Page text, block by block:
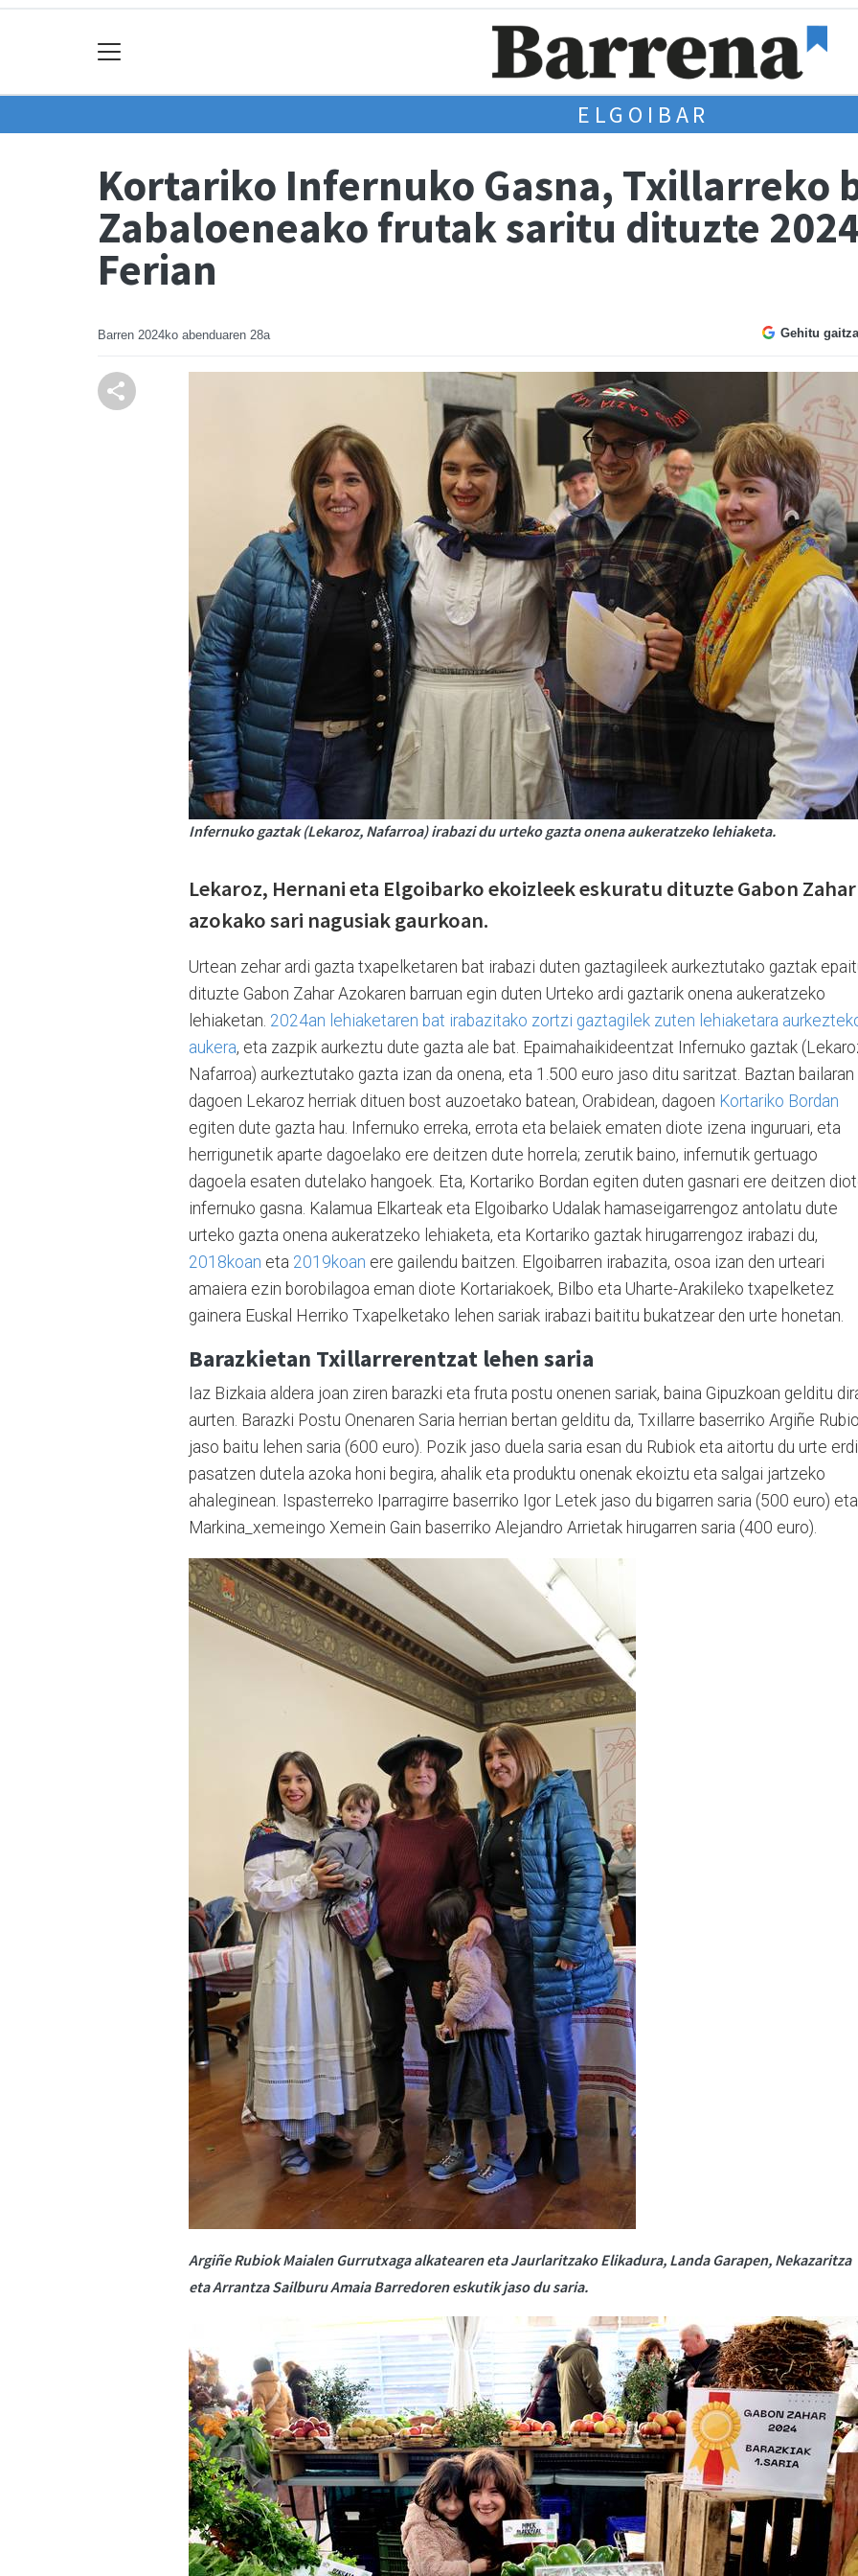
ELGOIBAR
Kortariko Infernuko Gasna, Txillarreko
Zabaloeneako frutak saritu dituzte
Ferian
Barren 2024ko abenduaren 28a Gehitu
Infernuko gaztak (Lekaroz, Nafarroa) irabazi du urteko gazta onena aukeratzeko lehiaketa.
Lekaroz, Hernani eta Elgoibarko ekoizleek eskuratu dituzte Gabon Zahar
azokako sari nagusiak gaurkoan.
Urtean zehar ardi gazta txapelketaren bat irabazi duten gaztagileek aurkeztutako gaztak
dituzte Gabon Zahar Azokaren barruan egin duten Urteko ardi gaztarik onena aukeratzeko
lehiaketan. 2024an lehiaketaren bat irabazitako zortzi gaztagilek zuten lehiaketara
aukera, eta zazpik aurkeztu dute gazta ale bat. Epaimahaikideentzat Infernuko gaztak
Nafarroa) aurkeztutako gazta izan da onena, eta 1.500 euro jaso ditu saritzat. Baztan bailaran
dagoen Lekaroz herriak dituen bost auzoetako batean, Orabidean, dagoen Kortariko Bordan
egiten dute gazta hau. Infernuko erreka, errota eta belaiek ematen diote izena inguruari, eta
herrigunetik aparte dagoelako ere deitzen dute horrela; zerutik baino, infernutik gertuago
dagoela esaten dutelako hangoek. Eta, Kortariko Bordan egiten duten gasnari ere deitzen
infernuko gasna. Kalamua Elkarteak eta Elgoibarko Udalak hamaseigarrengoz antolatu dute
urteko gazta onena aukeratzeko lehiaketa, eta Kortariko gaztak hirugarrengoz irabazi du,
2018koan eta 2019koan ere gailendu baitzen. Elgoibarren irabazita, osoa izan den urteari
amaiera ezin borobilagoa eman diote Kortariakoek, Bilbo eta Uharte-Arakileko txapelketez
gainera Euskal Herriko Txapelketako lehen sariak irabazi baititu bukatzear den urte honetan.
Barazkietan Txillarrerentzat lehen saria
Iaz Bizkaia aldera joan ziren barazki eta fruta postu onenen sariak, baina Gipuzkoan gelditu
aurten. Barazki Postu Onenaren Saria herrian bertan gelditu da, Txillarre baserriko Argiñe
jaso baitu lehen saria (600 euro). Pozik jaso duela saria esan du Rubiok eta aitortu du urte
pasatzen dutela azoka honi begira, ahalik eta produktu onenak ekoiztu eta salgai jartzeko
ahaleginean. Ispasterreko Iparragirre baserriko Igor Letek jaso du bigarren saria (500 euro) eta
Markina_xemeingo Xemein Gain baserriko Alejandro Arrietak hirugarren saria (400 euro).
Argiñe Rubiok Maialen Gurrutxaga alkatearen eta Jaurlaritzako Elikadura, Landa Garapen, Nekazaritza
eta Arrantza Sailburu Amaia Barredoren eskutik jaso du saria.